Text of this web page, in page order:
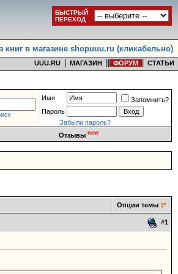
БЫСТРЫЙ
ПЕРЕХОД
книг в магазине shopuuu.ru (кликабельно)
UUU.RU МАГАЗИН ФОРУМ СТАТЬИ
Имя
Запомнить?
Пароль
Забыли пароль?
Отзывы new
Опции темы
#1